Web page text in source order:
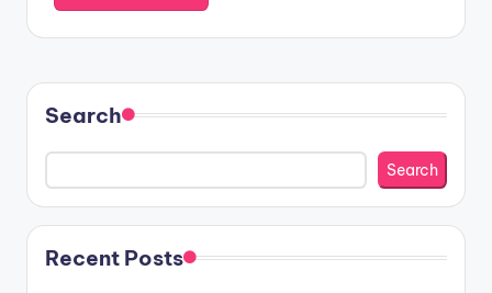
Search
Search
Recent Posts